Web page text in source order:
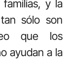
y la
sólo son
que los
ayudan a la